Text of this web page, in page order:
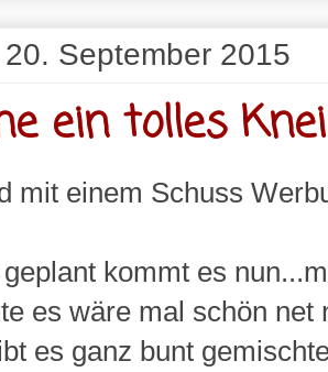
September 2015
ein tolles
mit einem Schuss
kommt es
es wäre mal schön
es ganz bunt